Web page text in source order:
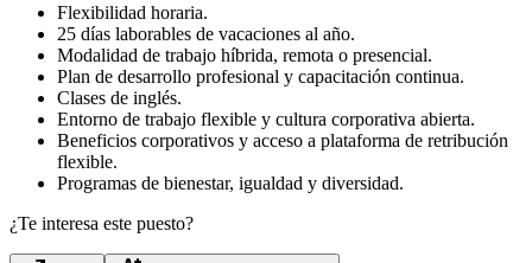
Flexibilidad horaria.
25 días laborables de vacaciones al año.
Modalidad de trabajo híbrida, remota o presencial.
Plan de desarrollo profesional y capacitación continua.
Clases de inglés.
Entorno de trabajo flexible y cultura corporativa abierta.
Beneficios corporativos y acceso a plataforma de retribución
flexible.
Programas de bienestar, igualdad y diversidad.
¿Te interesa este puesto?